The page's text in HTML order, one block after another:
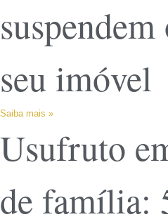
seu imóvel
Saiba mais »
Usufruto
de família: